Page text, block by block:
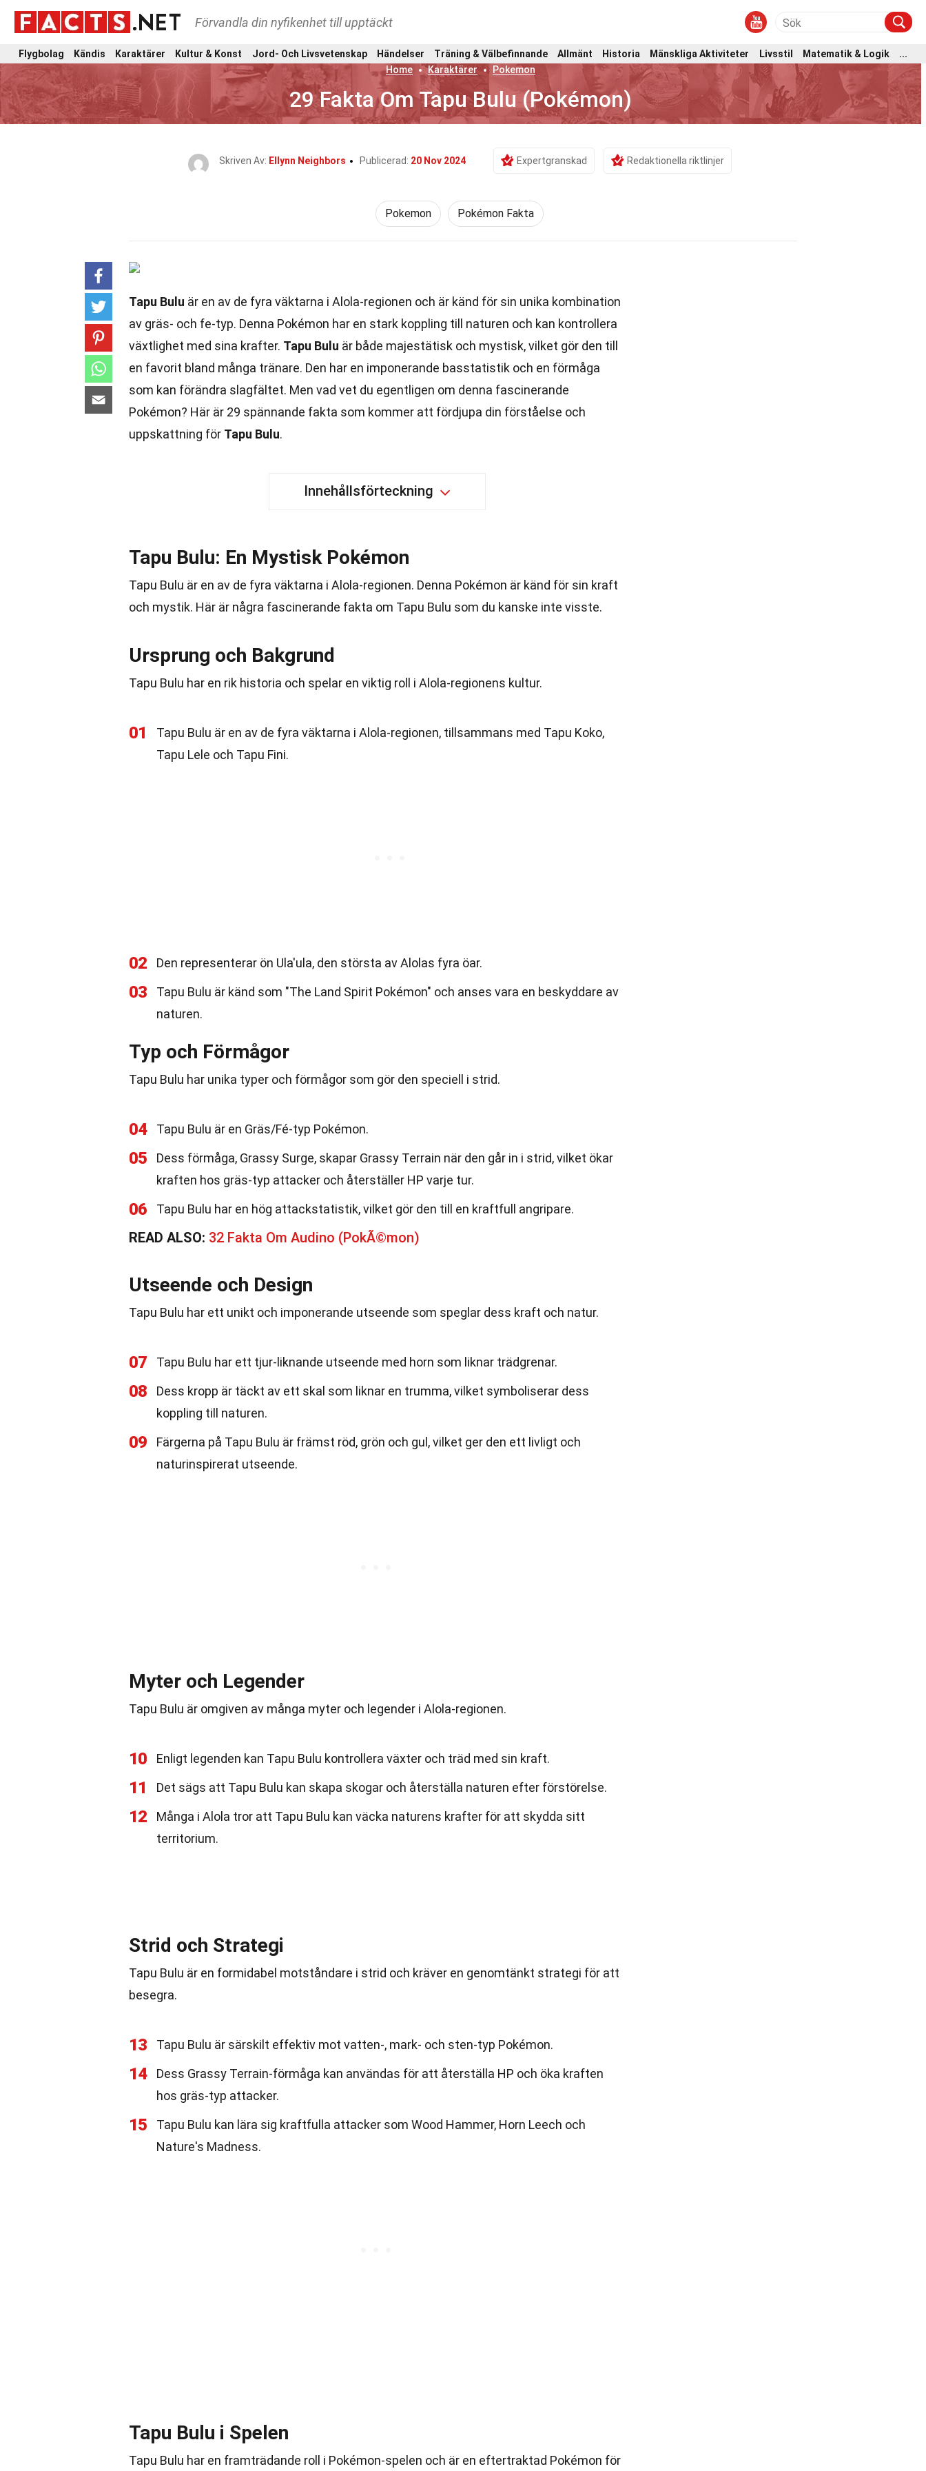
Förvandla din nyfikenhet till upptäckt
Flygbolag Kändis Karaktärer Kultur & Konst Jord- Och Livsvetenskap Händelser Träning & Välbefinnande Allmänt Historia Mänskliga Aktiviteter Livsstil Matematik & Logik
...
Home
Karaktärer Pokemon
29 Fakta Om Tapu Bulu (Pokémon)
Skriven Av: Ellynn Neighbors Publicerad: 20 Nov 2024 Expertgranskad Redaktionella riktlinjer
Pokemon Pokémon Fakta
Tapu Bulu är en av de fyra väktarna i Alola-regionen och är känd för sin unika kombination
av gräs- och fe-typ. Denna Pokémon har en stark koppling till naturen och kan kontrollera
växtlighet med sina krafter. Tapu Bulu är både majestätisk och mystisk, vilket gör den till
en favorit bland många tränare. Den har en imponerande basstatistik och en förmåga
som kan förändra slagfältet. Men vad vet du egentligen om denna fascinerande
Pokémon? Här är 29 spännande fakta som kommer att fördjupa din förståelse och
uppskattning för Tapu Bulu.
Innehållsförteckning
Tapu Bulu: En Mystisk Pokémon
Tapu Bulu är en av de fyra väktarna i Alola-regionen. Denna Pokémon är känd för sin kraft
och mystik. Här är några fascinerande fakta om Tapu Bulu som du kanske inte visste.
Ursprung och Bakgrund
Tapu Bulu har en rik historia och spelar en viktig roll i Alola-regionens kultur.
01
Tapu Bulu är en av de fyra väktarna i Alola-regionen, tillsammans med Tapu Koko,
Tapu Lele och Tapu Fini.
02 Den representerar ön Ula'ula, den största av Alolas fyra öar.
03
Tapu Bulu är känd som "The Land Spirit Pokémon" och anses vara en beskyddare av
naturen.
Typ och Förmågor
Tapu Bulu har unika typer och förmågor som gör den speciell i strid.
04 Tapu Bulu är en Gräs/Fé-typ Pokémon.
05
Dess förmåga, Grassy Surge, skapar Grassy Terrain när den går in i strid, vilket ökar
kraften hos gräs-typ attacker och återställer HP varje tur.
06 Tapu Bulu har en hög attackstatistik, vilket gör den till en kraftfull angripare.
READ ALSO: 32 Fakta Om Audino (PokÃ©mon)
Utseende och Design
Tapu Bulu har ett unikt och imponerande utseende som speglar dess kraft och natur.
07 Tapu Bulu har ett tjur-liknande utseende med horn som liknar trädgrenar.
08
Dess kropp är täckt av ett skal som liknar en trumma, vilket symboliserar dess
koppling till naturen.
09
Färgerna på Tapu Bulu är främst röd, grön och gul, vilket ger den ett livligt och
naturinspirerat utseende.
Myter och Legender
Tapu Bulu är omgiven av många myter och legender i Alola-regionen.
10 Enligt legenden kan Tapu Bulu kontrollera växter och träd med sin kraft.
11 Det sägs att Tapu Bulu kan skapa skogar och återställa naturen efter förstörelse.
12
Många i Alola tror att Tapu Bulu kan väcka naturens krafter för att skydda sitt
territorium.
Strid och Strategi
Tapu Bulu är en formidabel motståndare i strid och kräver en genomtänkt strategi för att
besegra.
13 Tapu Bulu är särskilt effektiv mot vatten-, mark- och sten-typ Pokémon.
14
Dess Grassy Terrain-förmåga kan användas för att återställa HP och öka kraften
hos gräs-typ attacker.
15
Tapu Bulu kan lära sig kraftfulla attacker som Wood Hammer, Horn Leech och
Nature's Madness.
Tapu Bulu i Spelen
Tapu Bulu har en framträdande roll i Pokémon-spelen och är en eftertraktad Pokémon för